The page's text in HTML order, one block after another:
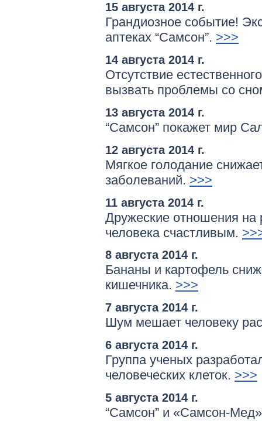
15 августа 2014 г.
Грандиозное событие!
аптеках “Самсон”. >>>
14 августа 2014 г.
Отсутствие
вызвать проблемы со
13 августа 2014 г.
“Самсон” покажет мир
12 августа 2014 г.
Мягкое голодание
заболеваний. >>>
11 августа 2014 г.
Дружеские отношения на
человека счастливым.
8 августа 2014 г.
Бананы и картофель
кишечника. >>>
7 августа 2014 г.
Шум мешает человеку
6 августа 2014 г.
Группа ученых
человеческих клеток. >>>
5 августа 2014 г.
“Самсон” и «Самсон-